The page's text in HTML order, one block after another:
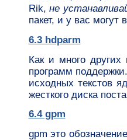
Rik,не
пакет, и у вас могут
6.3 hdparm
Как и много
программ
исходных текстов
жесткого диска
6.4 gpm
gpm это